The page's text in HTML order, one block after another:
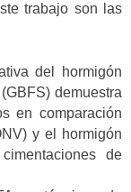
trabajo son las
del hormigón
demuestra
en comparación
y el hormigón
de